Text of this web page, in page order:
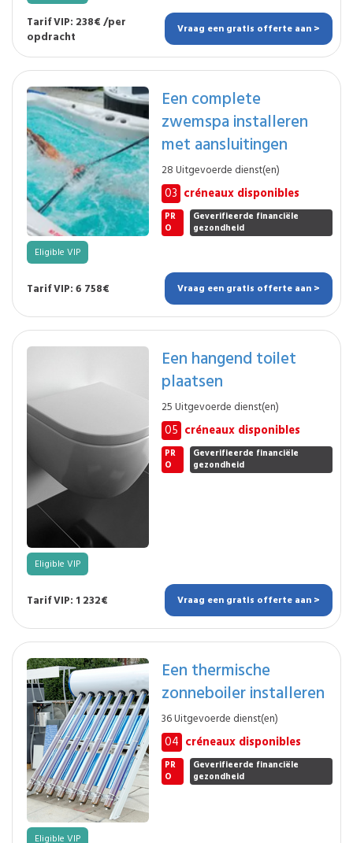
Tarif VIP: 238€ /per
opdracht
Vraag een gratis offerte aan >
Een complete
zwemspa installeren
met aansluitingen
28 Uitgevoerde dienst(en)
03 créneaux disponibles
PR
O
Geverifieerde financiële
gezondheid
Eligible VIP
Tarif VIP: 6 758€ Vraag een gratis offerte aan >
Een hangend toilet
plaatsen
25 Uitgevoerde dienst(en)
05 créneaux disponibles
PR
O
Geverifieerde financiële
gezondheid
Eligible VIP
Tarif VIP: 1 232€ Vraag een gratis offerte aan >
Een thermische
zonneboiler installeren
36 Uitgevoerde dienst(en)
04 créneaux disponibles
PR
O
Geverifieerde financiële
gezondheid
Eligible VIP